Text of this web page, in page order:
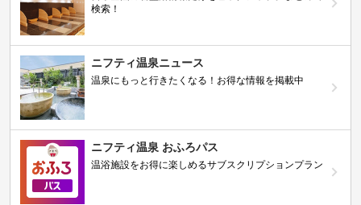
検索！
ニフティ温泉ニュース
温泉にもっと行きたくなる！お得な情報を掲載中
ニフティ温泉 おふろパス
温浴施設をお得に楽しめるサブスクリプションプラン